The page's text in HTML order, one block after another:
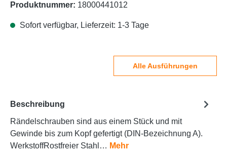
Produktnummer: 18000441012
Sofort verfügbar, Lieferzeit: 1-3 Tage
Alle Ausführungen
Beschreibung
Rändelschrauben sind aus einem Stück und mit
Gewinde bis zum Kopf gefertigt (DIN-Bezeichnung A).
WerkstoffRostfreier Stahl… Mehr